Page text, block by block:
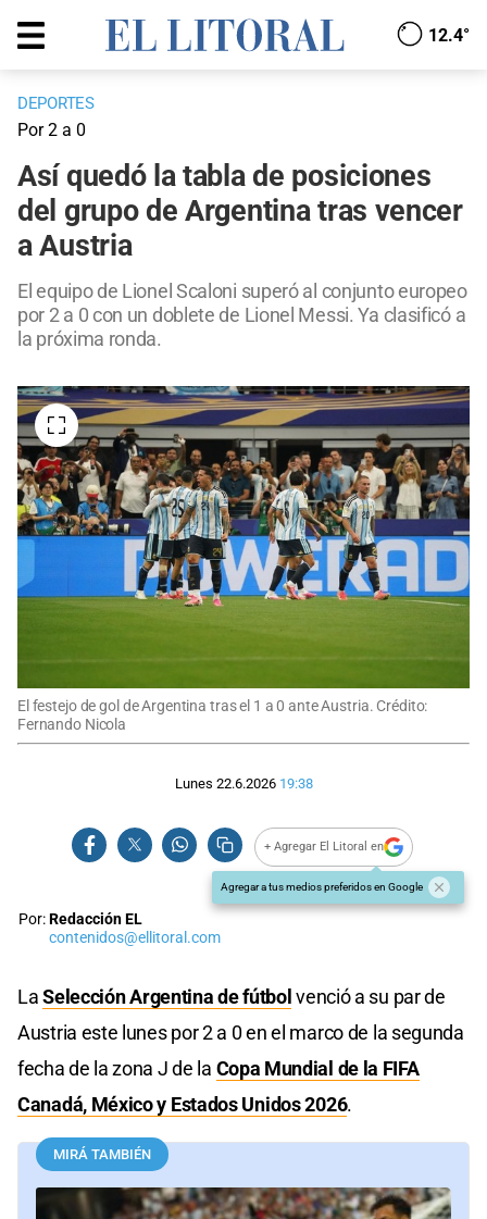
12.4°
DEPORTES
Por 2 a 0
Así quedó la tabla de posiciones
del grupo de Argentina tras vencer
a Austria
El equipo de Lionel Scaloni superó al conjunto europeo
por 2 a 0 con un doblete de Lionel Messi. Ya clasificó a
la próxima ronda.
El festejo de gol de Argentina tras el 1 a 0 ante Austria. Crédito:
Fernando Nicola
Lunes 22.6.2026 19:38
+ Agregar El Litoral en
Agregar a tus medios preferidos en Google
Por:Redacción EL
contenidos@ellitoral.com
LaSelección Argentina de fútbolvenció a su par de
Austria este lunes por 2 a 0 en el marco de la segunda
fecha de la zona J de la Copa Mundial de la FIFA
Canadá, México y Estados Unidos 2026.
MIRÁ TAMBIÉN